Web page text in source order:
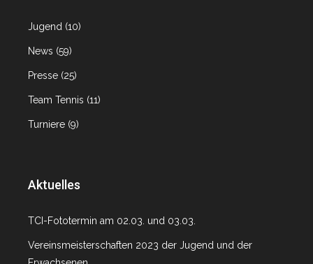
Jugend (10)
News (59)
Presse (25)
Team Tennis (11)
Turniere (9)
Aktuelles
TCI-Fototermin am 02.03. und 03.03.
Vereinsmeisterschaften 2023 der Jugend und der